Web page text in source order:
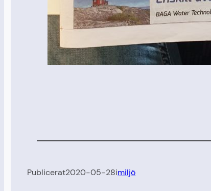
Publicerat2020-05-28imiljö